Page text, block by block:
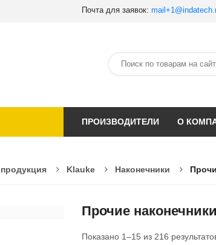
Почта для заявок:
ПРОИЗВОДИТЕЛИ О
Klauke Наконечники
Прочие наконечники
Показано 1–15 из 216